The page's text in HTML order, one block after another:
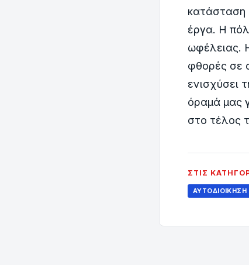
κατάσταση
έργα. Η
ωφέλειας.
φθορές σε
ενισχύσει
όραμά μας
στο τέλος
ΣΤΙΣ
ΑΥΤΟΔΙΟΊΚΗΣΗ